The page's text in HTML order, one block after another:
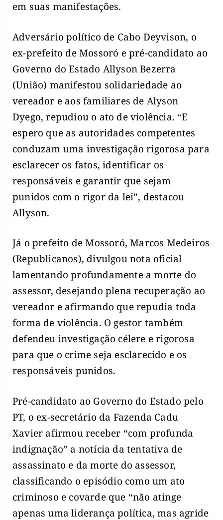
em suas manifestações.
Adversário político de Cabo Deyvison, o
ex-prefeito de Mossoró e pré-candidato ao
Governo do Estado Allyson Bezerra
(União) manifestou solidariedade ao
vereador e aos familiares de Alyson
Dyego, repudiou o ato de violência. “E
espero que as autoridades competentes
conduzam uma investigação rigorosa para
esclarecer os fatos, identificar os
responsáveis e garantir que sejam
punidos com o rigor da lei”, destacou
Allyson.
Já o prefeito de Mossoró, Marcos Medeiros
(Republicanos), divulgou nota oficial
lamentando profundamente a morte do
assessor, desejando plena recuperação ao
vereador e afirmando que repudia toda
forma de violência. O gestor também
defendeu investigação célere e rigorosa
para que o crime seja esclarecido e os
responsáveis punidos.
Pré-candidato ao Governo do Estado pelo
PT, o ex-secretário da Fazenda Cadu
Xavier afirmou receber “com profunda
indignação” a notícia da tentativa de
assassinato e da morte do assessor,
classificando o episódio como um ato
criminoso e covarde que “não atinge
apenas uma liderança política, mas agride